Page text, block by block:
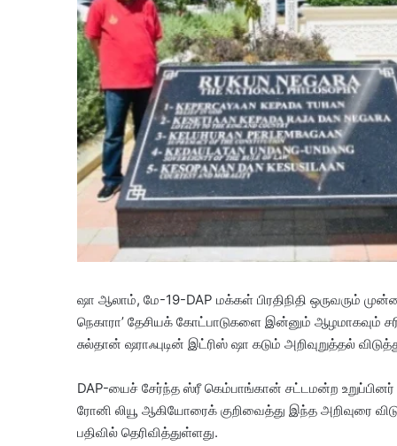
ஷா ஆலாம், மே-19-DAP மக்கள் பிரதிநிதி ஒருவரும்
நெகாரா’ தேசியக் கோட்பாடுகளை இன்னும் ஆழமாகவும்
சுல்தான் ஷராஃபுடின் இட்ரிஸ் ஷா கடும் அறிவுறுத்தல்
DAP-யைச் சேர்ந்த ஸ்ரீ கெம்பாங்கான் சட்டமன்ற உறுப்பினர்
ரோனி லியூ ஆகியோரைக் குறிவைத்து இந்த அறிவுரை
பதிவில் தெரிவித்துள்ளது.